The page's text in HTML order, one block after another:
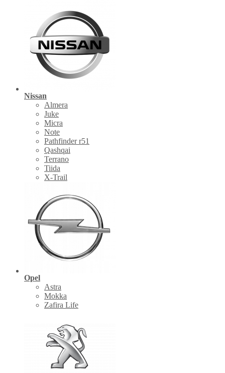
Nissan
Almera
Juke
Micra
Note
Pathfinder r51
Qashqai
Terrano
Tiida
X-Trail
Opel
Astra
Mokka
Zafira Life